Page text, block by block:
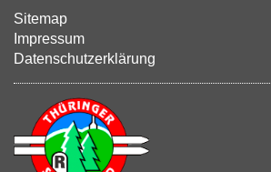
Sitemap
Impressum
Datenschutzerklärung